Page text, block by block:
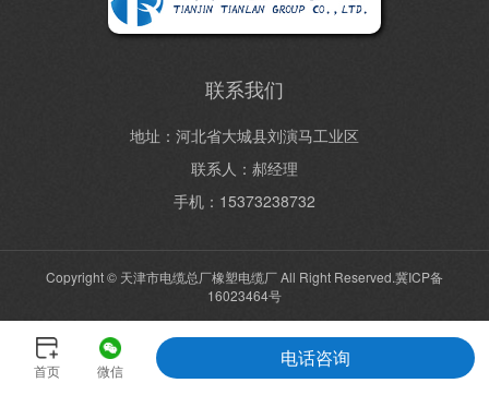
联系我们
地址：河北省大城县刘演马工业区
联系人：郝经理
手机：15373238732
Copyright © 天津市电缆总厂橡塑电缆厂 All Right Reserved.冀ICP备
16023464号
首页 微信
电话咨询